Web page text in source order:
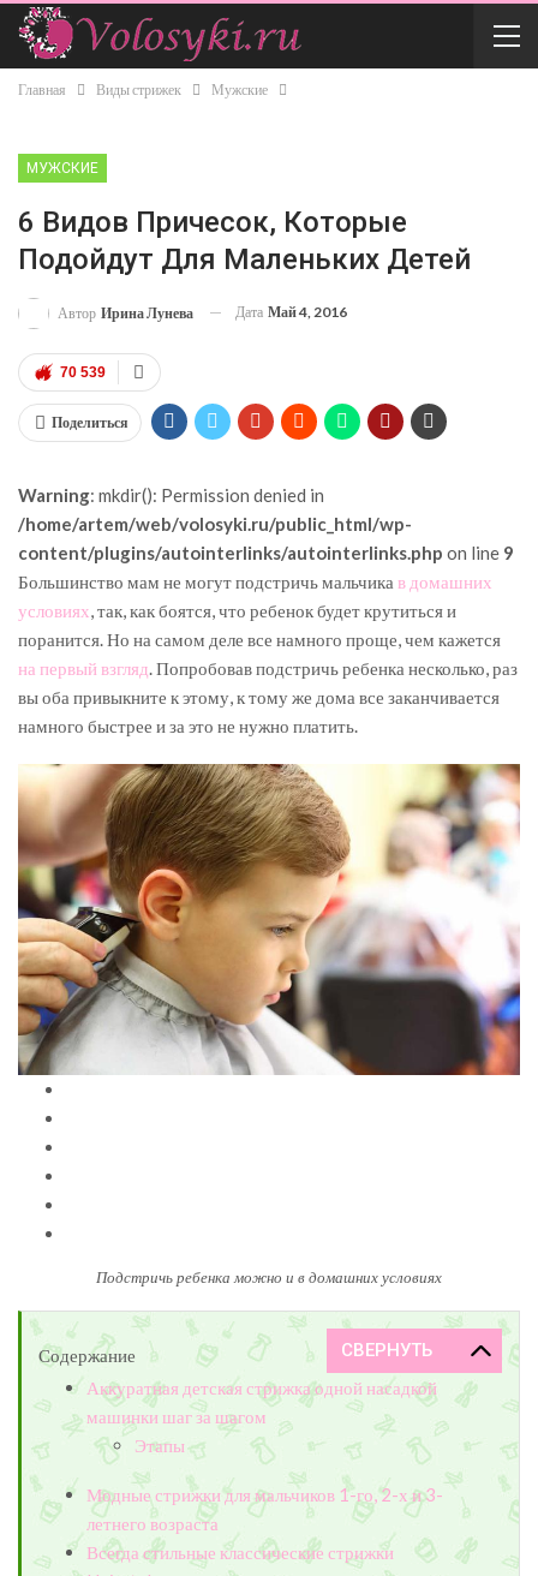
Главная Виды стрижек Мужские
МУЖСКИЕ
6 Видов Причесок, Которые
Подойдут Для Маленьких Детей
Автор Ирина Лунева Дата Май 4, 2016
70 539
Поделиться
Warning: mkdir(): Permission denied in
/home/artem/web/volosyki.ru/public_html/wp-
content/plugins/autointerlinks/autointerlinks.php on line 9
Большинство мам не могут подстричь мальчика в домашних
условиях, так, как боятся, что ребенок будет крутиться и
поранится. Но на самом деле все намного проще, чем кажется
на первый взгляд. Попробовав подстричь ребенка несколько, раз
вы оба привыкните к этому, к тому же дома все заканчивается
намного быстрее и за это не нужно платить.
Подстричь ребенка можно и в домашних условиях
Содержание
Аккуратная детская стрижка одной насадкой
машинки шаг за шагом
Этапы
Модные стрижки для мальчиков 1-го, 2-х и 3-
летнего возраста
Всегда стильные классические стрижки